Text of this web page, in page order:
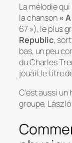
La mélodie
la chanson«
67 »), le plus
Republic,
bas, un peu
du Charles
jouait le titre
C’est aussi
groupe,